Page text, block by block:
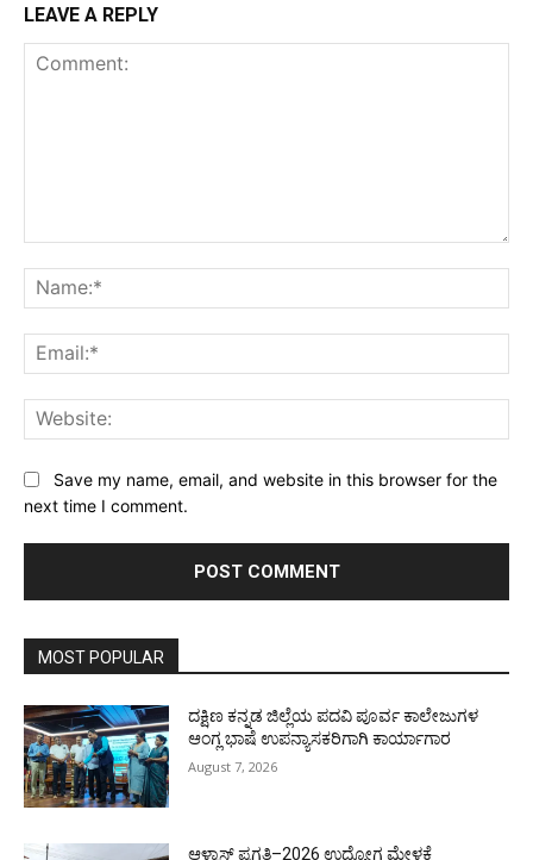
LEAVE A REPLY
Save my name, email, and website in this browser for the
next time I comment.
MOST POPULAR
ದಕ್ಷಿಣ ಕನ್ನಡ ಜಿಲ್ಲೆಯ ಪದವಿ ಪೂರ್ವ ಕಾಲೇಜುಗಳ
ಆಂಗ್ಲ ಭಾಷೆ ಉಪನ್ಯಾಸಕರಿಗಾಗಿ ಕಾರ್ಯಾಗಾರ
August 7, 2026
ಆಳ್ವಾಸ್ ಪ್ರಗತಿ–2026 ಉದ್ಯೋಗ ಮೇಳಕ್ಕೆ